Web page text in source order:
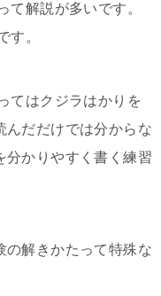
て解説が多いです。
す。
てはクジラはかりを
んだだけでは分からな
分かりやすく書く練習
の解きかたって特殊な